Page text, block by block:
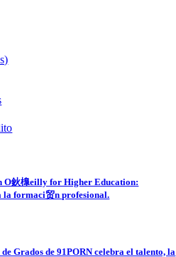
O鈥橰eilly for Higher Education:
la formaci贸n profesional.
Grados de 91PORN celebra el talento, la